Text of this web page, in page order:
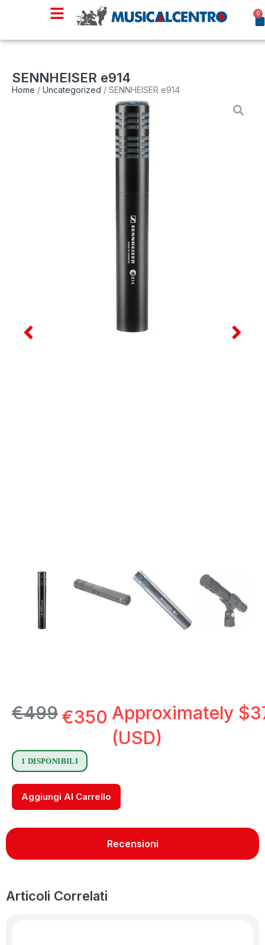
0
SENNHEISER e914
Home / Uncategorized / SENNHEISER e914
€499€350 Approximately $
(USD)
1 DISPONIBILI
Aggiungi Al Carrello
Recensioni
Articoli Correlati